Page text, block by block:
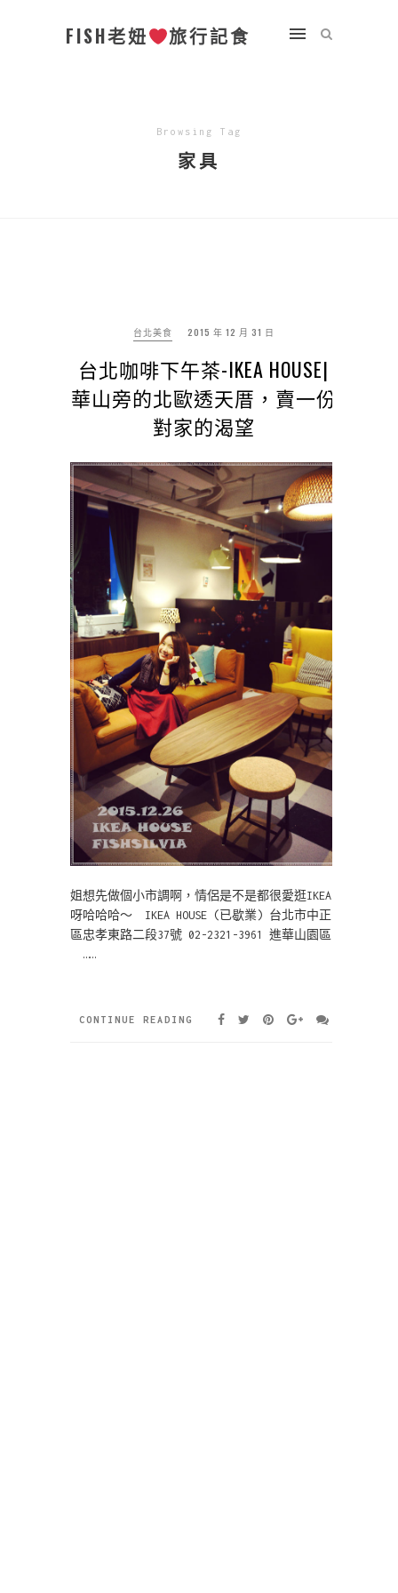
FISH老妞 旅行記食
Browsing Tag
家具
台北美食 2015 年 12 月 31 日
台北咖啡下午茶-IKEA HOUSE|
華山旁的北歐透天厝，賣一份
對家的渴望
姐想先做個小市調啊，情侶是不是都很愛逛IKEA
呀哈哈哈～ IKEA HOUSE (已歇業) 台北市中正
區忠孝東路二段37號 02-2321-3961 進華山園區
……
CONTINUE READING